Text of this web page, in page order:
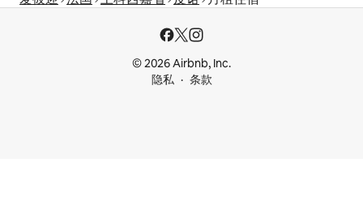
© 2026 Airbnb, Inc.
隐私
条款